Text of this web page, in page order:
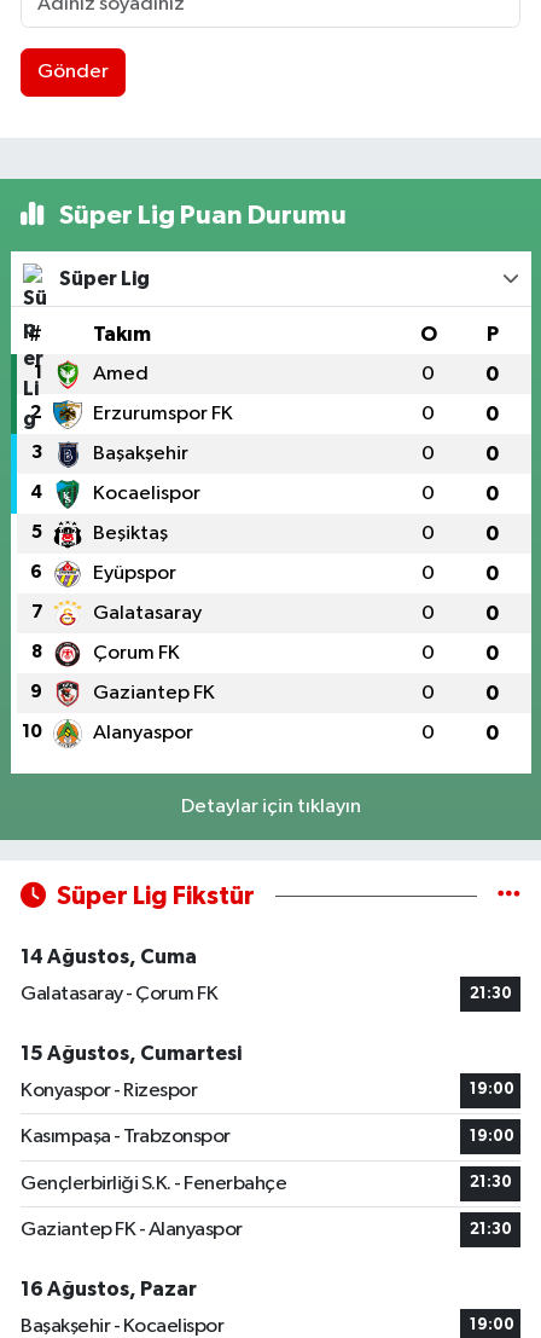
Gönder
Süper Lig Puan Durumu
Süper Lig
# Takım O P
1 Amed 0 0
2 Erzurumspor FK 0 0
3 Başakşehir 0 0
4 Kocaelispor 0 0
5 Beşiktaş 0 0
6 Eyüpspor 0 0
7 Galatasaray 0 0
8 Çorum FK 0 0
9 Gaziantep FK 0 0
10 Alanyaspor 0 0
Detaylar için tıklayın
Süper Lig Fikstür
14 Ağustos, Cuma
Galatasaray - Çorum FK
21:30
15 Ağustos, Cumartesi
Konyaspor - Rizespor
19:00
Kasımpaşa - Trabzonspor 19:00
Gençlerbirliği S.K. - Fenerbahçe 21:30
Gaziantep FK - Alanyaspor 21:30
16 Ağustos, Pazar
Başakşehir - Kocaelispor
19:00